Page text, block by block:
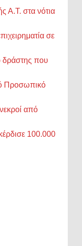
Α.Τ. στα νότια
σε
δράστης που
Προσωπικό
από
100.000